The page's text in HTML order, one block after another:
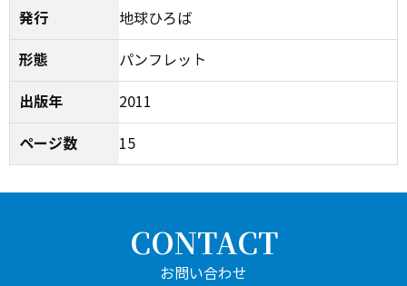
発行 地球ひろば
形態 パンフレット
出版年 2011
ページ数 15
CONTACT